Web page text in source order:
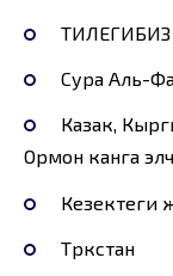
Сура Аль-
Казак,
Ормон канга
Кезектеги
Түркстан